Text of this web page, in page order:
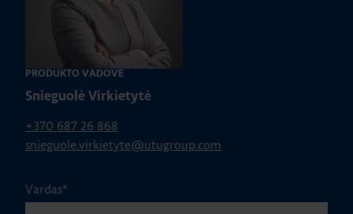
PRODUKTO VADOVĖ
Snieguolė Virkietytė
+370 687 26 868
snieguole.virkietyte@utugroup.com
Vardas*